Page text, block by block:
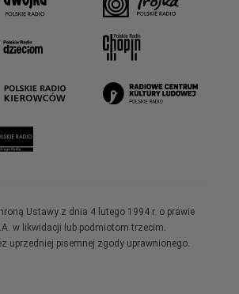
Ustawy z dnia 4 lutego 1994 r. o prawie
w likwidacji lub podmiotom trzecim.
uprzedniej pisemnej zgody uprawnionego.